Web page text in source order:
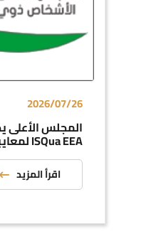
2026/07/26
المجلس الأعلى
ISQua EEA لمعاييره الوطنية حتى عام 2030
اقرأ المزيد